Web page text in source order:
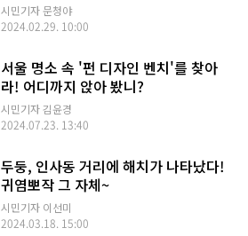
시민기자 문청야
2024.02.29. 10:00
서울 명소 속 '펀 디자인 벤치'를 찾아
라! 어디까지 앉아 봤니?
시민기자 김윤경
2024.07.23. 13:40
두둥, 인사동 거리에 해치가 나타났다!
귀염뽀작 그 자체~
시민기자 이선미
2024.03.18. 15:00